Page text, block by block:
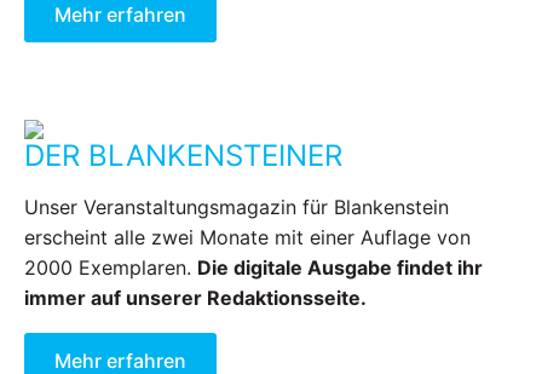
Mehr erfahren
DER BLANKENSTEINER
Unser Veranstaltungsmagazin für Blankenstein
erscheint alle zwei Monate mit einer Auflage von
2000 Exemplaren. Die digitale Ausgabe findet ihr
immer auf unserer Redaktionsseite.
Mehr erfahren